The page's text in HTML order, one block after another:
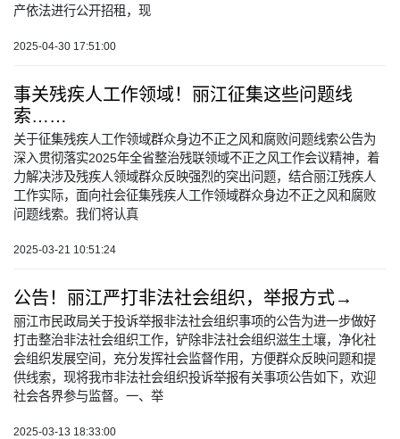
产依法进行公开招租，现
2025-04-30 17:51:00
事关残疾人工作领域！丽江征集这些问题线
索……
关于征集残疾人工作领域群众身边不正之风和腐败问题线索公告为
深入贯彻落实2025年全省整治残联领域不正之风工作会议精神，着
力解决涉及残疾人领域群众反映强烈的突出问题，结合丽江残疾人
工作实际，面向社会征集残疾人工作领域群众身边不正之风和腐败
问题线索。我们将认真
2025-03-21 10:51:24
公告！丽江严打非法社会组织，举报方式→
丽江市民政局关于投诉举报非法社会组织事项的公告为进一步做好
打击整治非法社会组织工作，铲除非法社会组织滋生土壤，净化社
会组织发展空间，充分发挥社会监督作用，方便群众反映问题和提
供线索，现将我市非法社会组织投诉举报有关事项公告如下，欢迎
社会各界参与监督。一、举
2025-03-13 18:33:00